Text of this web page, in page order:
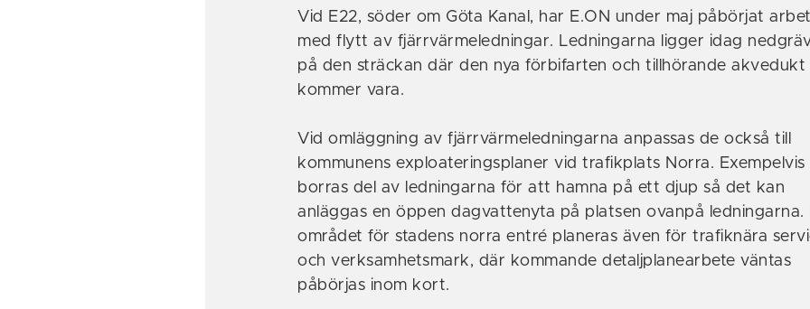
Vid E22, söder om Göta Kanal, har E.ON under maj påbörjat
med flytt av fjärrvärmeledningar. Ledningarna ligger idag
på den sträckan där den nya förbifarten och tillhörande akvedukt
kommer vara.
Vid omläggning av fjärrvärmeledningarna anpassas de också till
kommunens exploateringsplaner vid trafikplats Norra. Exempelvis
borras del av ledningarna för att hamna på ett djup så det kan
anläggas en öppen dagvattenyta på platsen ovanpå ledningarna.
området för stadens norra entré planeras även för trafiknära
och verksamhetsmark, där kommande detaljplanearbete väntas
påbörjas inom kort.